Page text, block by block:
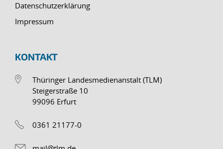
Datenschutzerklärung
Impressum
KONTAKT
Thüringer Landesmedienanstalt (TLM)
Steigerstraße 10
99096 Erfurt
0361 21177-0